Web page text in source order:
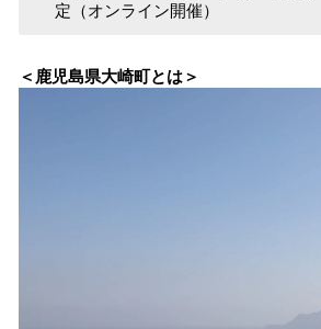
定（オンライン開催）
＜鹿児島県大崎町とは＞